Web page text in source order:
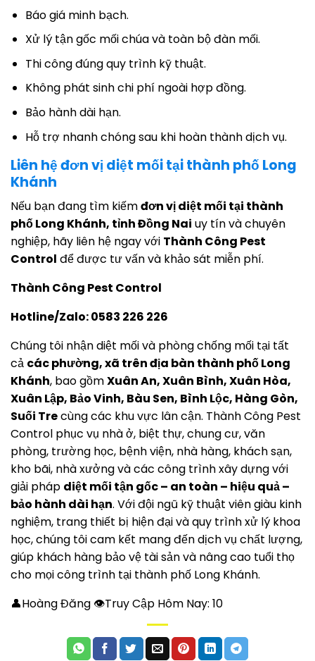
Báo giá minh bạch.
Xử lý tận gốc mối chúa và toàn bộ đàn mối.
Thi công đúng quy trình kỹ thuật.
Không phát sinh chi phí ngoài hợp đồng.
Bảo hành dài hạn.
Hỗ trợ nhanh chóng sau khi hoàn thành dịch vụ.
Liên hệ đơn vị diệt mối tại thành phố Long
Khánh
Nếu bạn đang tìm kiếmđơn vị diệt mối tại thành
phố Long Khánh, tỉnh Đồng Nai uy tín và chuyên
nghiệp, hãy liên hệ ngay với Thành Công Pest
Control để được tư vấn và khảo sát miễn phí.
Thành Công Pest Control
Hotline/Zalo: 0583 226 226
Chúng tôi nhận diệt mối và phòng chống mối tại tất
cả các phường, xã trên địa bàn thành phố Long
Khánh, bao gồmXuân An, Xuân Bình, Xuân Hòa,
Xuân Lập, Bảo Vinh, Bàu Sen, Bình Lộc, Hàng Gòn,
Suối Trecùng các khu vực lân cận. Thành Công Pest
Control phục vụ nhà ở, biệt thự, chung cư, văn
phòng, trường học, bệnh viện, nhà hàng, khách sạn,
kho bãi, nhà xưởng và các công trình xây dựng với
giải pháp diệt mối tận gốc – an toàn – hiệu quả –
bảo hành dài hạn. Với đội ngũ kỹ thuật viên giàu kinh
nghiệm, trang thiết bị hiện đại và quy trình xử lý khoa
học, chúng tôi cam kết mang đến dịch vụ chất lượng,
giúp khách hàng bảo vệ tài sản và nâng cao tuổi thọ
cho mọi công trình tại thành phố Long Khánh.
👤Hoàng Đăng 👁Truy Cập Hôm Nay: 10